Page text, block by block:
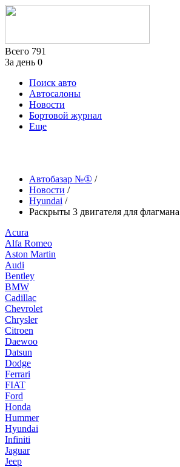
Всего 791
За день 0
Поиск авто
Автосалоны
Новости
Бортовой журнал
Еще
Автобазар №① /
Новости /
Hyundai /
Раскрыты 3 двигателя для
Acura
Alfa Romeo
Aston Martin
Audi
Bentley
BMW
Cadillac
Chevrolet
Chrysler
Citroen
Daewoo
Datsun
Dodge
Ferrari
FIAT
Ford
Honda
Hummer
Hyundai
Infiniti
Jaguar
Jeep